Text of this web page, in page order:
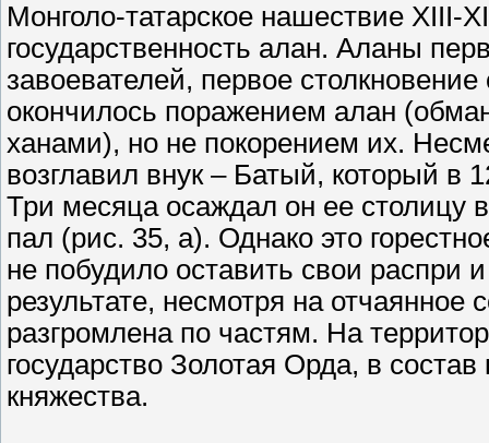
Монголо-татарское нашествие XIII-
государственность алан. Аланы
завоевателей, первое
окончилось поражением алан
ханами), но не покорением их.
возглавил внук – Батый, который в
Три месяца осаждал он ее столицу
пал (рис. 35, а). Однако это
не побудило оставить свои распри
результате, несмотря на
разгромлена по частям. На
государство Золотая Орда, в
княжества.